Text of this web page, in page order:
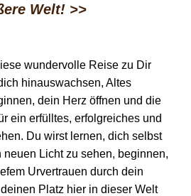
Welt! >>
wundervolle Reise zu Dir
hinauswachsen, Altes
dein Herz öffnen und die
ein erfülltes, erfolgreiches und
Du wirst lernen, dich selbst
Licht zu sehen, beginnen,
Urvertrauen durch dein
Platz hier in dieser Welt